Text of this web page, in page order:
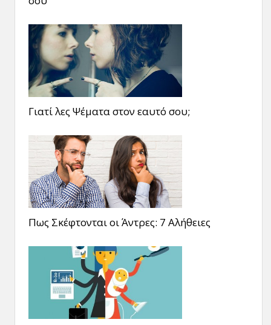
Γιατί λες Ψέματα στον εαυτό σου;
Πως Σκέφτονται οι Άντρες: 7 Αλήθειες